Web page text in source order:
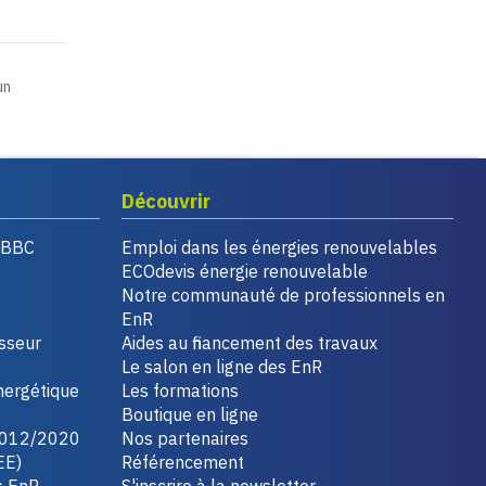
2020
Découvrir
Emploi dans les énergies renouvelables
ECOdevis énergie renouvelable
Notre communauté de professionnels en
EnR
Aides au financement des travaux
Le salon en ligne des EnR
Les formations
Boutique en ligne
Nos partenaires
Référencement